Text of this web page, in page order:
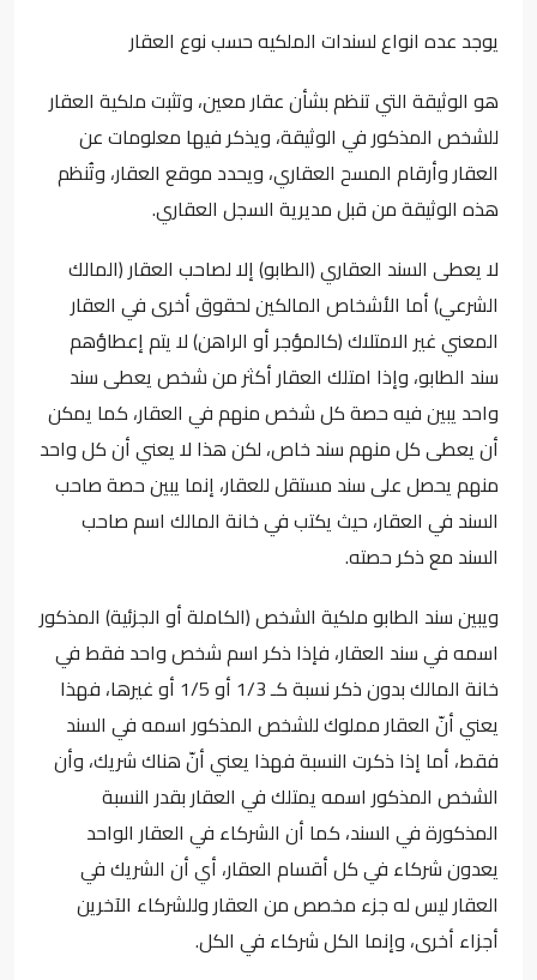
يوجد عده انواع لسندات الملكيه حسب نوع العقار
هو الوثيقة التي تنظم بشأن عقار معين، وتثبت ملكية العقار
للشخص المذكور في الوثيقة، ويذكر فيها معلومات عن
العقار وأرقام المسح العقاري، ويحدد موقع العقار، وتُنظم
هذه الوثيقة من قبل مديرية السجل العقاري.
لا يعطى السند العقاري (الطابو) إلا لصاحب العقار (المالك
الشرعي) أما الأشخاص المالكين لحقوق أخرى في العقار
المعني غير الامتلاك (كالمؤجر أو الراهن) لا يتم إعطاؤهم
سند الطابو، وإذا امتلك العقار أكثر من شخص يعطى سند
واحد يبين فيه حصة كل شخص منهم في العقار، كما يمكن
أن يعطى كل منهم سند خاص، لكن هذا لا يعني أن كل واحد
منهم يحصل على سند مستقل للعقار، إنما يبين حصة صاحب
السند في العقار، حيث يكتب في خانة المالك اسم صاحب
السند مع ذكر حصته.
ويبين سند الطابو ملكية الشخص (الكاملة أو الجزئية) المذكور
اسمه في سند العقار، فإذا ذكر اسم شخص واحد فقط في
خانة المالك بدون ذكر نسبة كـ 1/3 أو 1/5 أو غيرها، فهذا
يعني أنّ العقار مملوك للشخص المذكور اسمه في السند
فقط، أما إذا ذكرت النسبة فهذا يعني أنّ هناك شريك، وأن
الشخص المذكور اسمه يمتلك في العقار بقدر النسبة
المذكورة في السند، كما أن الشركاء في العقار الواحد
يعدون شركاء في كل أقسام العقار، أي أن الشريك في
العقار ليس له جزء مخصص من العقار وللشركاء الآخرين
أجزاء أخرى، وإنما الكل شركاء في الكل.